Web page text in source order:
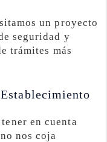
un proyecto
seguridad y
trámites más
en cuenta
nos coja